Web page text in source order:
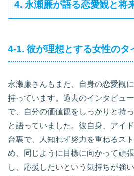
4. 永瀬廉が語る恋愛観と将
4-1. 彼が理想とする女性のタ
永瀬廉さんもまた、自身の恋愛観
持っています。過去のインタビュ
で、自分の価値観をしっかりと持
と語っていました。彼自身、アイ
台裏で、人知れず努力を重ねるス
め、同じように目標に向かって頑
し、応援したいという気持ちが強